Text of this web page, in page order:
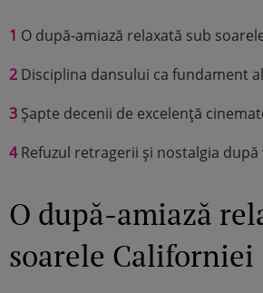
1 O după-amiază relaxată sub
2 Disciplina dansului ca fundament
3 Șapte decenii de excelență
4Refuzul retragerii și nostalgia după
O după-amiază
soarele Californiei